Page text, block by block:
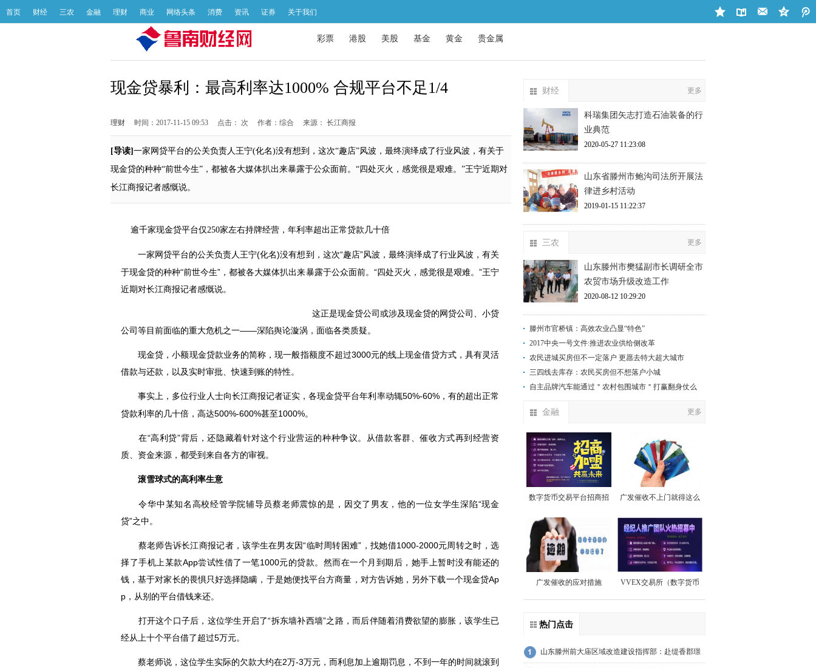
首页 财经 三农 金融 理财 商业 网络头条 消费 资讯 证券 关于我们
彩票 港股 美股 基金 黄金 贵金属
现金贷暴利：最高利率达1000% 合规平台不足1/4
理财 时间：2017-11-15 09:53 点击： 次 作者：综合 来源： 长江商报
[导读] 一家网贷平台的公关负责人王宁(化名)没有想到，这次“趣店”风波，最终演绎成了行业风波，有关于
现金贷的种种“前世今生”，都被各大媒体扒出来暴露于公众面前。“四处灭火，感觉很是艰难。”王宁近期对
长江商报记者感慨说。
逾千家现金贷平台仅250家左右持牌经营，年利率超出正常贷款几十倍
一家网贷平台的公关负责人王宁(化名)没有想到，这次“趣店”风波，最终演绎成了行业风波，有关
于现金贷的种种“前世今生”，都被各大媒体扒出来暴露于公众面前。“四处灭火，感觉很是艰难。”王宁
近期对长江商报记者感慨说。
这正是现金贷公司或涉及现金贷的网贷公司、小贷
公司等目前面临的重大危机之一——深陷舆论漩涡，面临各类质疑。
现金贷，小额现金贷款业务的简称，现一般指额度不超过3000元的线上现金借贷方式，具有灵活
借款与还款，以及实时审批、快速到账的特性。
事实上，多位行业人士向长江商报记者证实，各现金贷平台年利率动辄50%-60%，有的超出正常
贷款利率的几十倍，高达500%-600%甚至1000%。
在“高利贷”背后，还隐藏着针对这个行业营运的种种争议。从借款客群、催收方式再到经营资
质、资金来源，都受到来自各方的审视。
滚雪球式的高利率生意
令华中某知名高校经管学院辅导员蔡老师震惊的是，因交了男友，他的一位女学生深陷“现金
贷”之中。
蔡老师告诉长江商报记者，该学生在男友因“临时周转困难”，找她借1000-2000元周转之时，选
择了手机上某款App尝试性借了一笔1000元的贷款。然而在一个月到期后，她手上暂时没有能还的
钱，基于对家长的畏惧只好选择隐瞒，于是她便找平台方商量，对方告诉她，另外下载一个现金贷Ap
p，从别的平台借钱来还。
打开这个口子后，这位学生开启了“拆东墙补西墙”之路，而后伴随着消费欲望的膨胀，该学生已
经从上十个平台借了超过5万元。
蔡老师说，这位学生实际的欠款大约在2万-3万元，而利息加上逾期罚息，不到一年的时间就滚到
财经 更多
科瑞集团矢志打造石油装备的行
业典范
2020-05-27 11:23:08
山东省滕州市鲍沟司法所开展法
律进乡村活动
2019-01-15 11:22:37
三农 更多
山东滕州市樊猛副市长调研全市
农贸市场升级改造工作
2020-08-12 10:29:20
滕州市官桥镇：高效农业凸显“特色”
2017中央一号文件:推进农业供给侧改革
农民进城买房但不一定落户 更愿去特大超大城市
三四线去库存：农民买房但不想落户小城
自主品牌汽车能通过＂农村包围城市＂打赢翻身仗么
金融 更多
数字货币交易平台招商招
代理
广发催收不上门就得这么
做
广发催收的应对措施 VVEX交易所（数字货币
热门点击
山东滕州前大庙区域改造建设指挥部：赴缇香郡璟